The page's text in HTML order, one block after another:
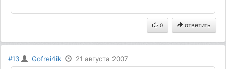
0 ответить
#13 Gofrei4ik 21 августа 2007